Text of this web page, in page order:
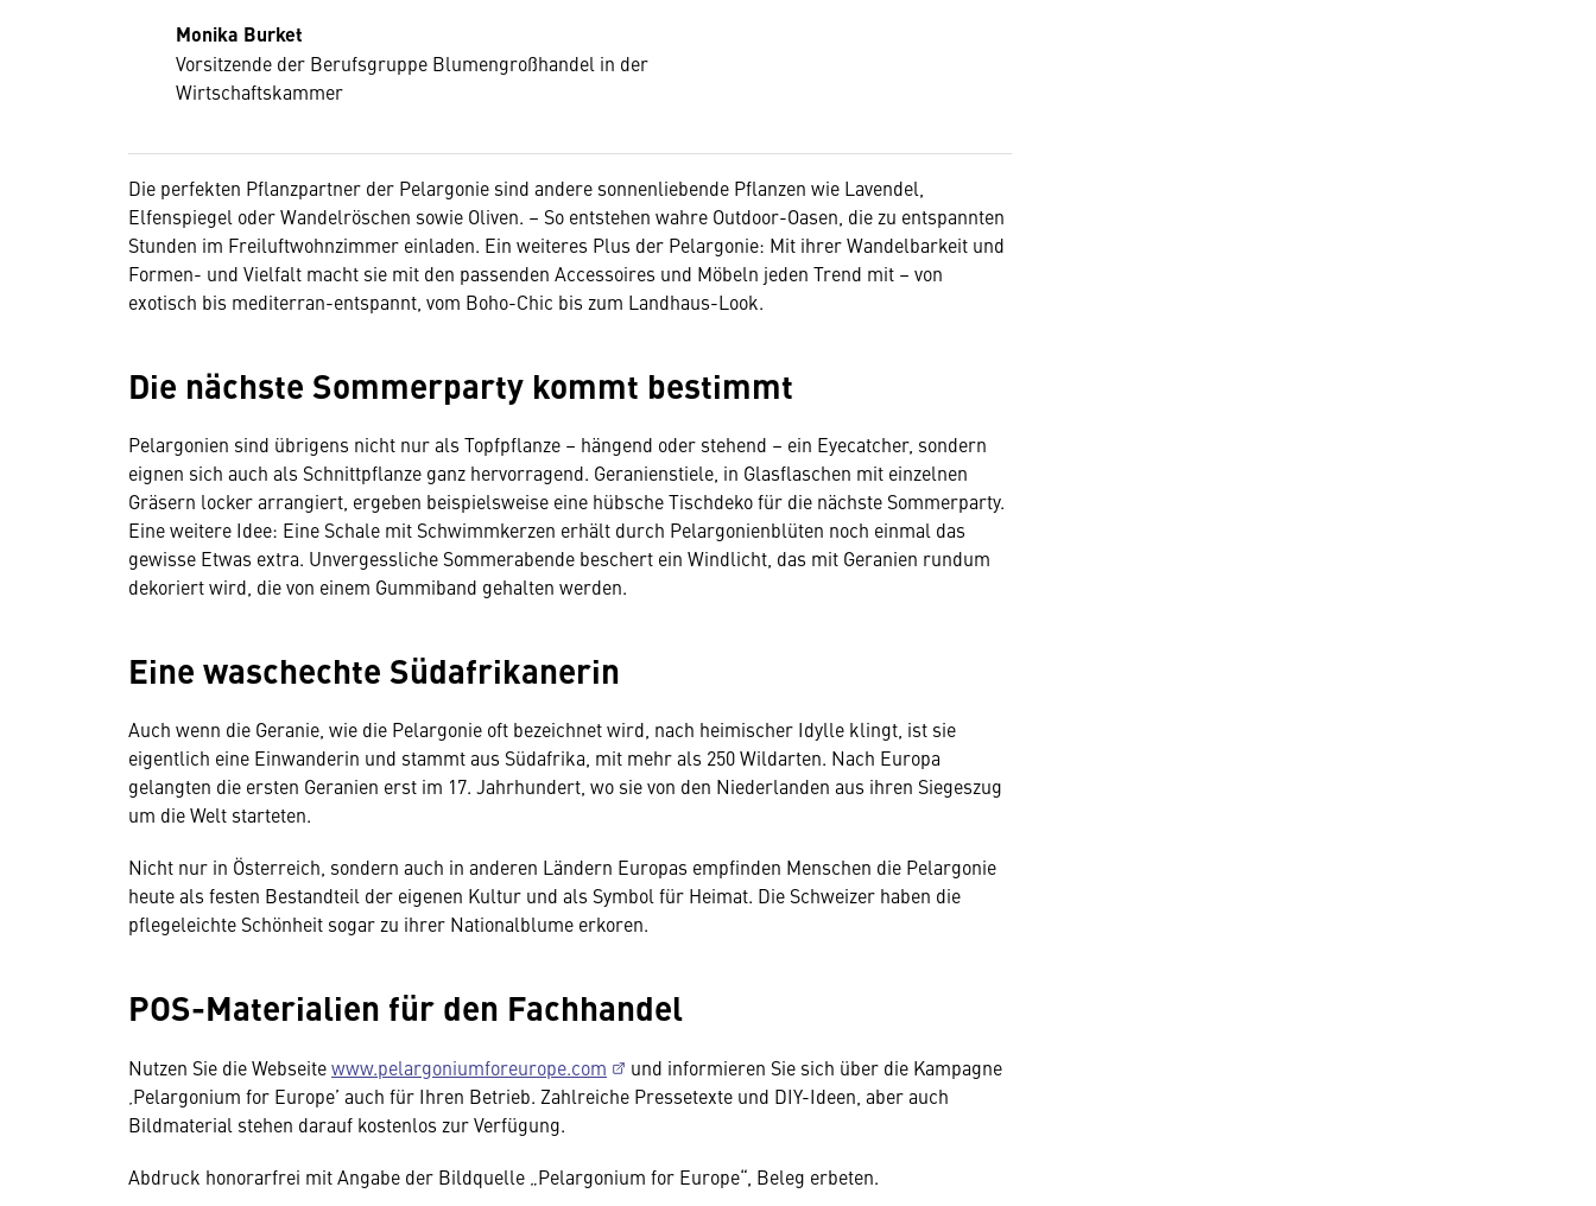
Monika Burket
Vorsitzende der Berufsgruppe Blumengroßhandel in der
Wirtschaftskammer
Die perfekten Pflanzpartner der Pelargonie sind andere sonnenliebende Pflanzen wie Lavendel,
Elfenspiegel oder Wandelröschen sowie Oliven. – So entstehen wahre Outdoor-Oasen, die zu entspannten
Stunden im Freiluftwohnzimmer einladen. Ein weiteres Plus der Pelargonie: Mit ihrer Wandelbarkeit und
Formen- und Vielfalt macht sie mit den passenden Accessoires und Möbeln jeden Trend mit – von
exotisch bis mediterran-entspannt, vom Boho-Chic bis zum Landhaus-Look.
Die nächste Sommerparty kommt bestimmt
Pelargonien sind übrigens nicht nur als Topfpflanze – hängend oder stehend – ein Eyecatcher, sondern
eignen sich auch als Schnittpflanze ganz hervorragend. Geranienstiele, in Glasflaschen mit einzelnen
Gräsern locker arrangiert, ergeben beispielsweise eine hübsche Tischdeko für die nächste Sommerparty.
Eine weitere Idee: Eine Schale mit Schwimmkerzen erhält durch Pelargonienblüten noch einmal das
gewisse Etwas extra. Unvergessliche Sommerabende beschert ein Windlicht, das mit Geranien rundum
dekoriert wird, die von einem Gummiband gehalten werden.
Eine waschechte Südafrikanerin
Auch wenn die Geranie, wie die Pelargonie oft bezeichnet wird, nach heimischer Idylle klingt, ist sie
eigentlich eine Einwanderin und stammt aus Südafrika, mit mehr als 250 Wildarten. Nach Europa
gelangten die ersten Geranien erst im 17. Jahrhundert, wo sie von den Niederlanden aus ihren Siegeszug
um die Welt starteten.
Nicht nur in Österreich, sondern auch in anderen Ländern Europas empfinden Menschen die Pelargonie
heute als festen Bestandteil der eigenen Kultur und als Symbol für Heimat. Die Schweizer haben die
pflegeleichte Schönheit sogar zu ihrer Nationalblume erkoren.
POS-Materialien für den Fachhandel
Nutzen Sie die Webseitewww.pelargoniumforeurope.com
und informieren Sie sich über die Kampagne
‚Pelargonium for Europe’ auch für Ihren Betrieb. Zahlreiche Pressetexte und DIY-Ideen, aber auch
Bildmaterial stehen darauf kostenlos zur Verfügung.
Abdruck honorarfrei mit Angabe der Bildquelle „Pelargonium for Europe“, Beleg erbeten.